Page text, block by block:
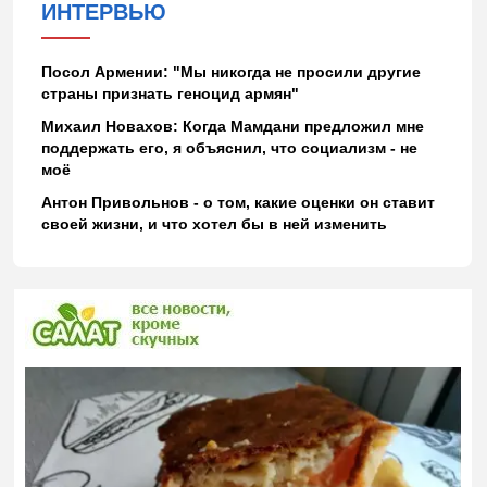
ИНТЕРВЬЮ
Посол Армении: "Мы никогда не просили другие
страны признать геноцид армян"
Михаил Новахов: Когда Мамдани предложил мне
поддержать его, я объяснил, что социализм - не
моё
Антон Привольнов - о том, какие оценки он ставит
своей жизни, и что хотел бы в ней изменить